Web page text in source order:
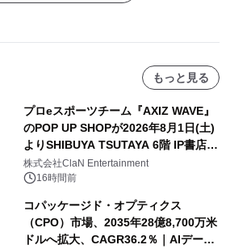
もっと見る
プロeスポーツチーム『AXIZ WAVE』
のPOP UP SHOPが2026年8月1日(土)
よりSHIBUYA TSUTAYA 6階 IP書店で
開催決定！！
株式会社ClaN Entertainment
16時間前
コパッケージド・オプティクス
（CPO）市場、2035年28億8,700万米
ドルへ拡大、CAGR36.2％｜AIデータ